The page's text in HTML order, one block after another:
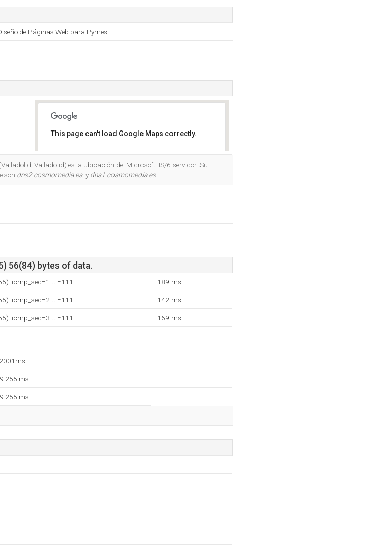
de Páginas Web para Pymes
This page can't load Google Maps correctly.
Valladolid) es la ubicación del Microsoft-IIS/6 servidor. Su
son dns2.cosmomedia.es, y dns1.cosmomedia.es.
56(84) bytes of data.
icmp_seq=1 ttl=111 189 ms
icmp_seq=2 ttl=111 142 ms
icmp_seq=3 ttl=111 169 ms
ms
ms